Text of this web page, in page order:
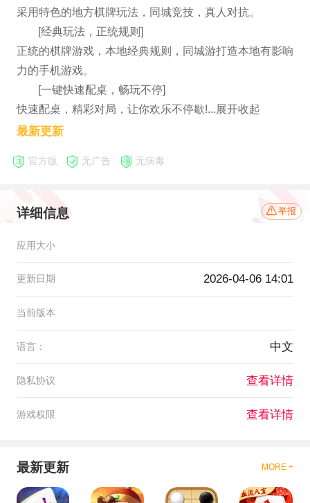
采用特色的地方棋牌玩法，同城竞技，真人对抗。
[经典玩法，正统规则]
正统的棋牌游戏，本地经典规则，同城游打造本地有影响
力的手机游戏。
[一键快速配桌，畅玩不停]
快速配桌，精彩对局，让你欢乐不停歇!...展开收起
最新更新
官方版 无广告 无病毒
详细信息 举报
应用大小
更新日期 2026-04-06 14:01
当前版本
语言： 中文
隐私协议 查看详情
游戏权限 查看详情
最新更新 MORE +